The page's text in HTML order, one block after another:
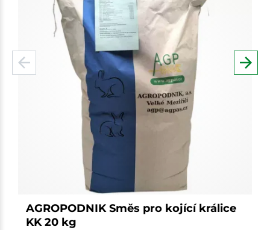
AGROPODNIK Směs pro kojící králice
KK 20 kg